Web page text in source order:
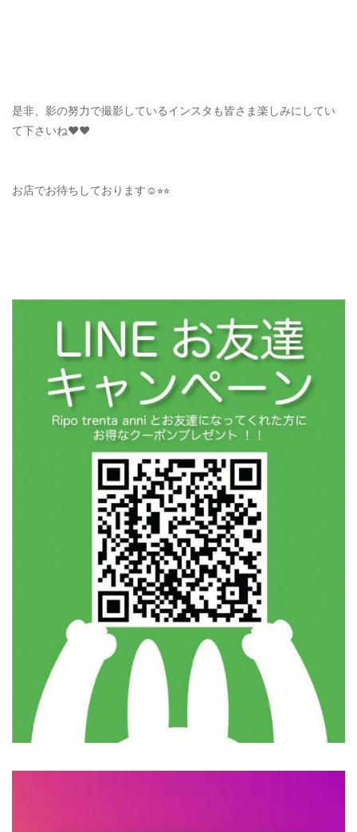
是非、影の努力で撮影しているインスタも皆さま楽しみにしてい
て下さいね❤️❤️
お店でお待ちしております☺️⭐︎⭐︎